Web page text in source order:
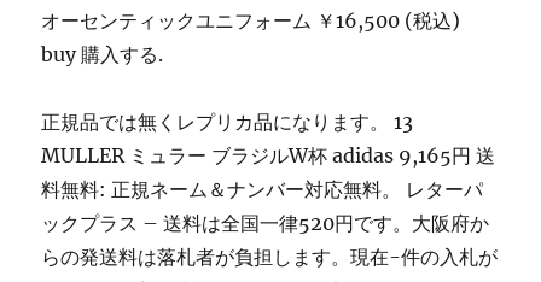
オーセンティックユニフォーム ￥16,500 (税込)
buy 購入する.
正規品では無くレプリカ品になります。 13
MULLER ミュラー ブラジルW杯 adidas 9,165円 送
料無料: 正規ネーム＆ナンバー対応無料。 レターパ
ックプラス – 送料は全国一律520円です。大阪府か
らの発送料は落札者が負担します。現在-件の入札が